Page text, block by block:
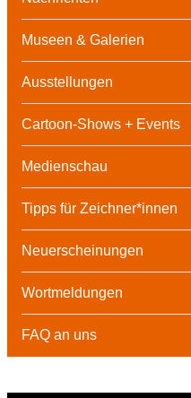
Museen & Galerien
Ausstellungen
Cartoon-Shows + Events
Medienschau
Tipps für Zeichner*innen
Neuerscheinungen
Wortmeldungen
FAQ an uns